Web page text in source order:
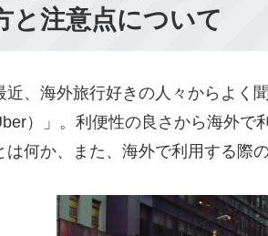
と注意点について
、海外旅行好きの人々からよく
）」。利便性の良さから海外
は何か、また、海外で利用する際